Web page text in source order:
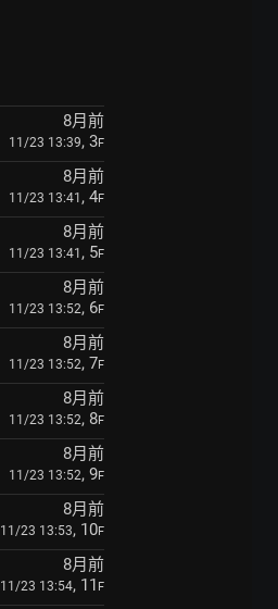
8月前
11/23 13:39, 3F
8月前
11/23 13:41 , 4F
8月前
11/23 13:41 , 5F
8月前
11/23 13:52, 6F
8月前
11/23 13:52, 7F
8月前
11/23 13:52, 8F
8月前
11/23 13:52, 9F
8月前
11/23 13:53, 10F
8月前
11/23 13:54, 11 F